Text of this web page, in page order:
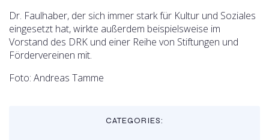
Dr. Faulhaber, der sich immer stark für Kultur und Soziales
eingesetzt hat, wirkte außerdem beispielsweise im
Vorstand des DRK und einer Reihe von Stiftungen und
Fördervereinen mit.
Foto: Andreas Tamme
CATEGORIES: